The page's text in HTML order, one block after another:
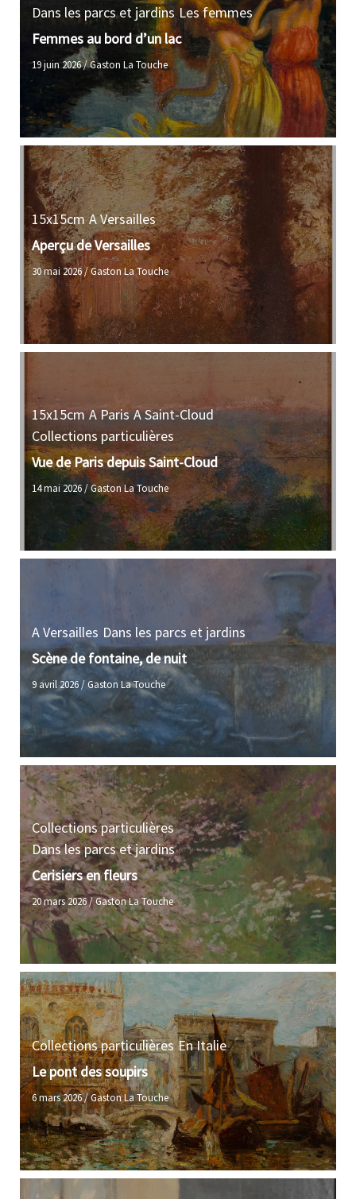
Dans les parcs et jardins Les femmes
Femmes au bord d’un lac
19 juin 2026/Gaston La Touche
15x15cm A Versailles
Aperçu de Versailles
30 mai 2026/Gaston La Touche
15x15cm A Paris A Saint-Cloud
Collections particulières
Vue de Paris depuis Saint-Cloud
14 mai 2026/Gaston La Touche
A Versailles Dans les parcs et jardins
Scène de fontaine, de nuit
9 avril 2026/Gaston La Touche
Collections particulières
Dans les parcs et jardins
Cerisiers en fleurs
20 mars 2026/Gaston La Touche
Collections particulières En Italie
Le pont des soupirs
6 mars 2026/Gaston La Touche